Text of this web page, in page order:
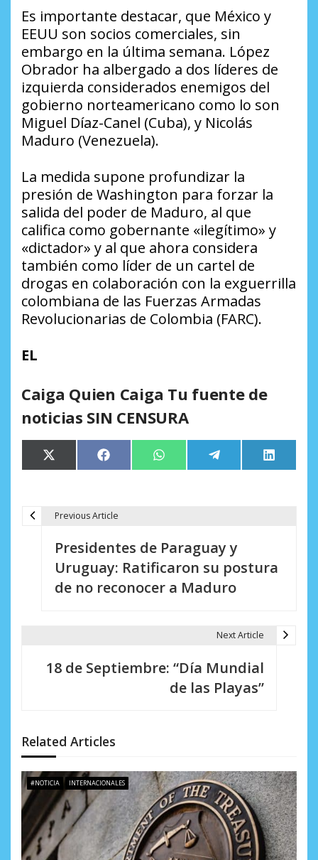
Es importante destacar, que México y
EEUU son socios comerciales, sin
embargo en la última semana. López
Obrador ha albergado a dos líderes de
izquierda considerados enemigos del
gobierno norteamericano como lo son
Miguel Díaz-Canel (Cuba), y Nicolás
Maduro (Venezuela).
La medida supone profundizar la
presión de Washington para forzar la
salida del poder de Maduro, al que
califica como gobernante «ilegítimo» y
«dictador» y al que ahora considera
también como líder de un cartel de
drogas en colaboración con la exguerrilla
colombiana de las Fuerzas Armadas
Revolucionarias de Colombia (FARC).
EL
Caiga Quien Caiga Tu fuente de
noticias SIN CENSURA
Compartir
en
X
(Twitter)
Compartir
en
Facebook Compartir
en
WhatsApp Compartir
en
Telegram
en
LinkedIn
ó
n
d
e
e
Previous Article
Presidentes de Paraguay y
Uruguay: Ratificaron su postura
de no reconocer a Maduro
Next Article
18 de Septiembre: “Día Mundial
de las Playas”
Related Articles
#NOTICIA INTERNACIONALES